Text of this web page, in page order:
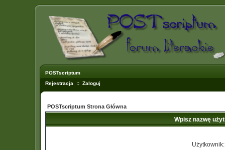
POSTscriptum
Rejestracja :: Zaloguj
POSTscriptum Strona Główna
Wpisz nazwę
Użytkownik: